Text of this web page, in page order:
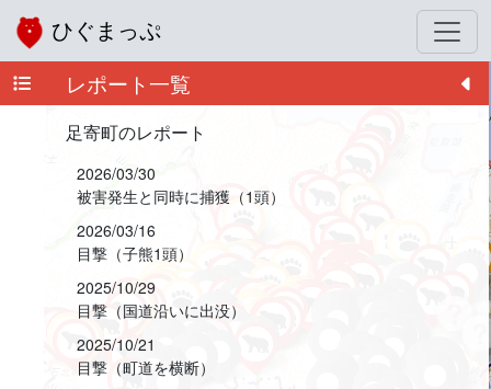
ひぐまっぷ
レポート一覧
足寄町のレポート
2026/03/30
被害発生と同時に捕獲（1頭）
2026/03/16
目撃（子熊1頭）
2025/10/29
目撃（国道沿いに出没）
2025/10/21
目撃（町道を横断）
+